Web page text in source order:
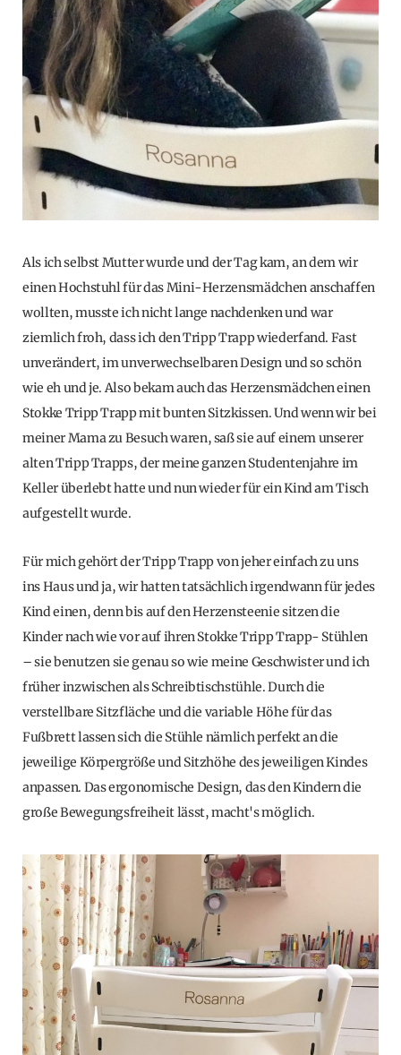
Als ich selbst Mutter wurde und der Tag kam, an dem wir
einen Hochstuhl für das Mini-Herzensmädchen anschaffen
wollten, musste ich nicht lange nachdenken und war
ziemlich froh, dass ich den Tripp Trapp wiederfand. Fast
unverändert, im unverwechselbaren Design und so schön
wie eh und je. Also bekam auch das Herzensmädchen einen
Stokke Tripp Trapp mit bunten Sitzkissen. Und wenn wir bei
meiner Mama zu Besuch waren, saß sie auf einem unserer
alten Tripp Trapps, der meine ganzen Studentenjahre im
Keller überlebt hatte und nun wieder für ein Kind am Tisch
aufgestellt wurde.
Für mich gehört der Tripp Trapp von jeher einfach zu uns
ins Haus und ja, wir hatten tatsächlich irgendwann für jedes
Kind einen, denn bis auf den Herzensteenie sitzen die
Kinder nach wie vor auf ihren Stokke Tripp Trapp- Stühlen
– sie benutzen sie genau so wie meine Geschwister und ich
früher inzwischen als Schreibtischstühle. Durch die
verstellbare Sitzfläche und die variable Höhe für das
Fußbrett lassen sich die Stühle nämlich perfekt an die
jeweilige Körpergröße und Sitzhöhe des jeweiligen Kindes
anpassen. Das ergonomische Design, das den Kindern die
große Bewegungsfreiheit lässt, macht's möglich.